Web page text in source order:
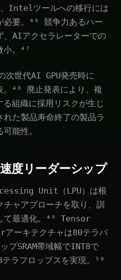
、Intelツールへの移行には
必要。⁴⁶ 競争力あるハー
、AIアクセラレーターでの
。⁴⁷
世代AI GPU発売時に
。⁴⁸ 廃止発表により、複
組織に採用リスクが生じ
た製品寿命終了の製品ラ
能性。
度リーダーシップ
Unit（LPU）は根
ャアプローチを取り、訓
て最適化。⁴⁹ Tensor
ーキテクチャは80テラバ
プSRAM帯域幅でINT8で
ラフロップスを実現。⁵⁰